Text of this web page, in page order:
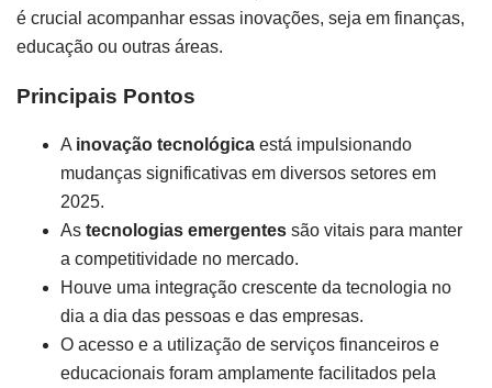
é crucial acompanhar essas inovações, seja em finanças,
educação ou outras áreas.
Principais Pontos
A inovação tecnológica está impulsionando
mudanças significativas em diversos setores em
2025.
As tecnologias emergentes são vitais para manter
a competitividade no mercado.
Houve uma integração crescente da tecnologia no
dia a dia das pessoas e das empresas.
O acesso e a utilização de serviços financeiros e
educacionais foram amplamente facilitados pela